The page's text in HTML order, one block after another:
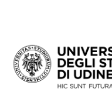
Passa al